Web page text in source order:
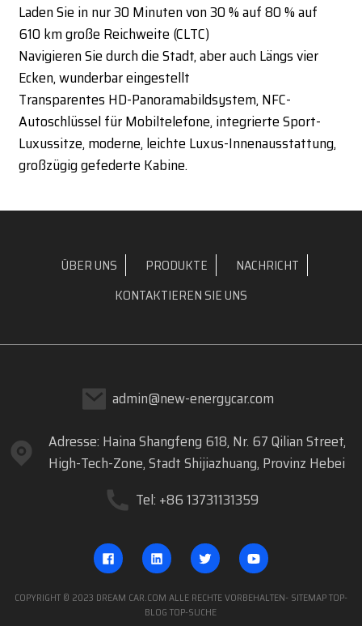
Laden Sie in nur 30 Minuten von 30 % auf 80 % auf
610 km große Reichweite (CLTC)
Navigieren Sie durch die Stadt, aber auch Längs vier
Ecken, wunderbar eingestellt
Transparentes HD-Panoramabildsystem, NFC-
Autoschlüssel für Mobiltelefone, integrierte Sport-
Luxussitze, moderne, leichte Luxus-Innenausstattung,
großzügig gefederte Kabine.
ÜBER UNS PRODUKTE
NACHRICHT
KONTAKTIEREN SIE UNS
admin@new-energycar.com
Adresse: Haina Shangfeng 618, Nr. 67 Qilian Street,
High-Tech-Zone, Stadt Shijiazhuang, Provinz Hebei
Tel: +86 13731131359
COPYRIGHT © 2023 DREAM CAR.COM ALLE RECHTE VORBEHALTEN- SITEMAPTOP-
BLOG TOP-SUCHE